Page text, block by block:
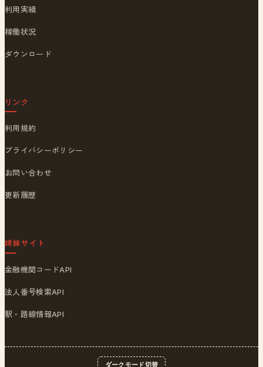
利用実績
稼働状況
ダウンロード
リンク
利用規約
プライバシーポリシー
お問い合わせ
更新履歴
姉妹サイト
金融機関コードAPI
法人番号検索API
駅・路線情報API
ダークモード切替